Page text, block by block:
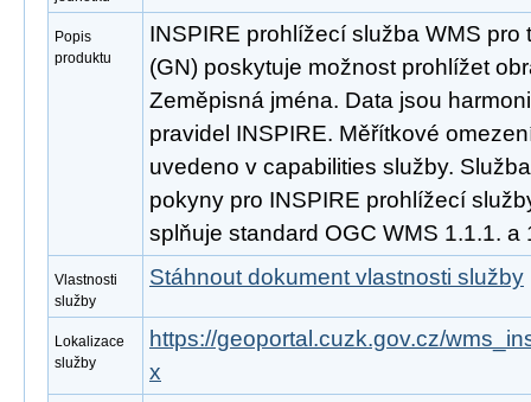
Popis
produktu
INSPIRE prohlížecí služba WMS pro
(GN) poskytuje možnost prohlížet
Zeměpisná jména. Data jsou
pravidel INSPIRE. Měřítkové
uvedeno v capabilities služby.
pokyny pro INSPIRE prohlížecí
splňuje standard OGC WMS 1.1.1. a
Vlastnosti
služby
Stáhnout dokument vlastnosti služby
Lokalizace
služby
https://geoportal.cuzk.gov.cz/
x